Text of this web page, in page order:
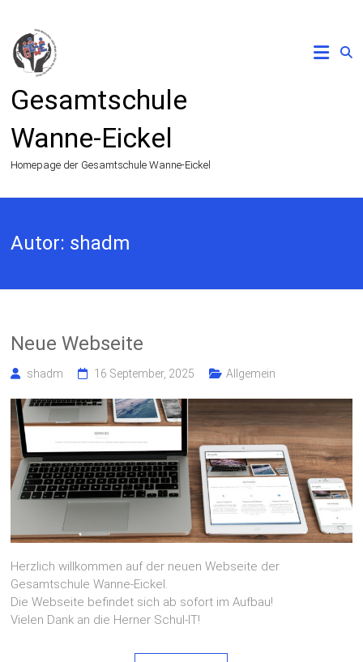
springen
Gesamtschule
Wanne-Eickel
Homepage der Gesamtschule Wanne-Eickel
Autor: shadm
Neue Webseite
shadm 16 September, 2025 Allgemein
Herzlich willkommen auf der neuen Webseite der
Gesamtschule Wanne-Eickel.
Die Webseite befindet sich ab sofort im Aufbau!
Vielen Dank an die Herner Schul-IT!